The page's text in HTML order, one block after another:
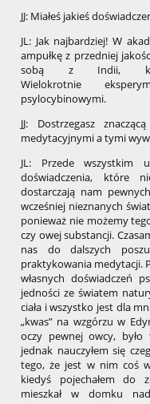
JJ: Miałeś jakieś
JL: Jak najbardziej! W
ampułkę z przedniej
sobą z Indii,
Wielokrotnie
psylocybinowymi.
JJ: Dostrzegasz
medytacyjnymi a tymi
JL: Przede wszystkim
doświadczenia, które
dostarczają nam
wcześniej nieznanych
ponieważ nie możemy
czy owej substancji.
nas do dalszych
praktykowania medytacji.
własnych doświadczeń
jedności ze światem
ciała i wszystko jest dla
„kwas” na wzgórzu w
oczy pewnej owcy,
jednak nauczyłem się
tego, że jest w nim coś
kiedyś pojechałem do
mieszkał w domku